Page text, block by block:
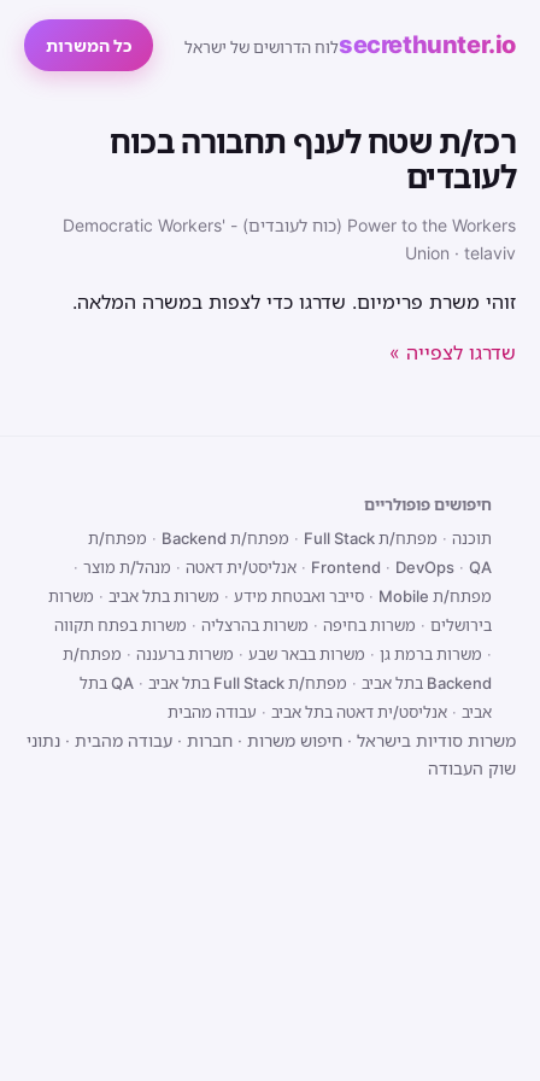
secrethunter.ioלוח הדרושים של ישראל כל המשרות
רכז/ת שטח לענף תחבורה בכוח
לעובדים
Power to the Workers (כוח לעובדים) - Democratic Workers'
Union · telaviv
זוהי משרת פרימיום. שדרגו כדי לצפות במשרה המלאה.
שדרגו לצפייה »
חיפושים פופולריים
תוכנה · מפתח/ת Full Stack · מפתח/ת Backend · מפתח/ת
Frontend · DevOps · QA
· אנליסט/ית דאטה · מנהל/ת מוצר ·
מפתח/ת Mobile
· סייבר ואבטחת מידע · משרות בתל אביב · משרות
בירושלים · משרות בחיפה · משרות בהרצליה · משרות בפתח תקווה
· משרות ברמת גן · משרות בבאר שבע · משרות ברעננה · מפתח/ת
Backend בתל אביב
· מפתח/ת Full Stack בתל אביב ·
QA בתל
אביב · אנליסט/ית דאטה בתל אביב · עבודה מהבית
משרות סודיות בישראל · חיפוש משרות · חברות · עבודה מהבית · נתוני
שוק העבודה